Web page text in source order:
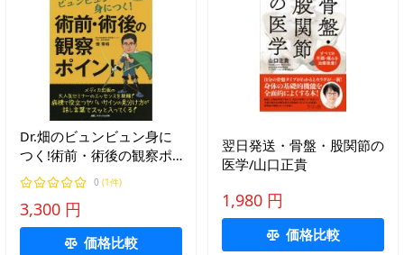
Dr.畑のビュンビュン身に
つく!術前・術後の観察ポ
イント/畑啓昭
0 (1件)
3,300 円
価格比較
翌日発送・骨盤・股関節の
医学/山口正貴
1,980 円
価格比較